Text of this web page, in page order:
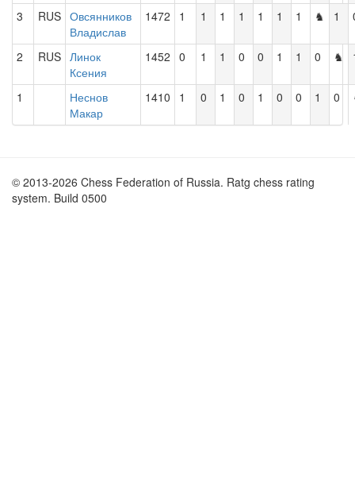
3 RUS Овсянников
Владислав
1472 1 1 1 1 1 1 1 ♞ 1
2 RUS Линок
Ксения
1452 0 1 1 0 0 1 1 0 ♞
1
Неснов
Макар
1410 1 0 1 0 1 0 0 1 0
© 2013-2026 Chess Federation of Russia. Ratg chess rating
system. Build 0500